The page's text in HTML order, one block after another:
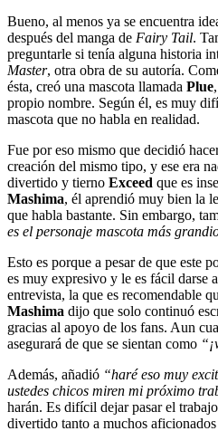
Bueno, al menos ya se encuentra
después del manga de Fairy Tail.
preguntarle si tenía alguna historia
Master, otra obra de su autoría.
ésta, creó una mascota llamada Plue
propio nombre. Según él, es muy
mascota que no habla en realidad.
Fue por eso mismo que decidió
creación del mismo tipo, y ese era
divertido y tierno Exceed que es
Mashima, él aprendió muy bien la
que habla bastante. Sin embargo,
es el personaje mascota más
Esto es porque a pesar de que este
es muy expresivo y le es fácil darse
entrevista, la que es recomendable
Mashima dijo que solo continuó
gracias al apoyo de los fans. Aun
asegurará de que se sientan como
Además, añadió “haré eso muy
ustedes chicos miren mi próximo
harán. Es difícil dejar pasar el
divertido tanto a muchos